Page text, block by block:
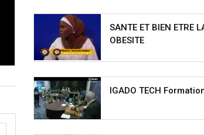
SANTE ET BIEN ETRE
OBESITE
IGADO TECH